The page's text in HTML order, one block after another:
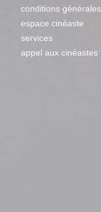
conditions générales
espace cinéaste
services
appel aux cinéastes